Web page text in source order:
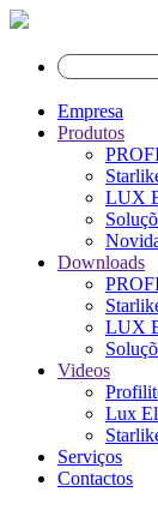
Empresa
Produtos
LUX
Downloads
LUX
Videos
Lux
Serviços
Contactos